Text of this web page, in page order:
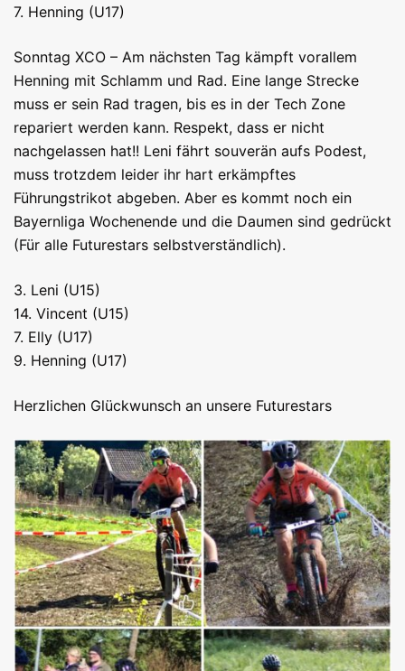
7. Henning (U17)
Sonntag XCO – Am nächsten Tag kämpft vorallem
Henning mit Schlamm und Rad. Eine lange Strecke
muss er sein Rad tragen, bis es in der Tech Zone
repariert werden kann. Respekt, dass er nicht
nachgelassen hat!! Leni fährt souverän aufs Podest,
muss trotzdem leider ihr hart erkämpftes
Führungstrikot abgeben. Aber es kommt noch ein
Bayernliga Wochenende und die Daumen sind gedrückt
(Für alle Futurestars selbstverständlich).
3. Leni (U15)
14. Vincent (U15)
7. Elly (U17)
9. Henning (U17)
Herzlichen Glückwunsch an unsere Futurestars